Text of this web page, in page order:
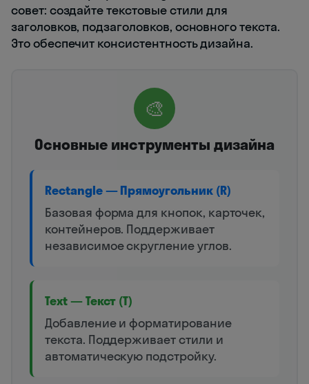
совет: создайте текстовые стили для
заголовков, подзаголовков, основного текста.
Это обеспечит консистентность дизайна.
🎨
Основные инструменты дизайна
Rectangle — Прямоугольник (R)
Базовая форма для кнопок, карточек,
контейнеров. Поддерживает
независимое скругление углов.
Text — Текст (T)
Добавление и форматирование
текста. Поддерживает стили и
автоматическую подстройку.